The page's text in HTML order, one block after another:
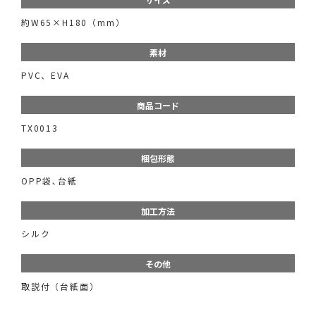
約W65×H180（mm）
素材
PVC、EVA
商品コード
TX0013
梱包形態
OPP袋､台紙
加工方法
シルク
その他
取説付（台紙面）